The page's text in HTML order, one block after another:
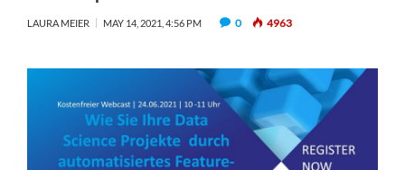
LAURA MEIER MAY 14, 2021, 4:56 PM 0 4963